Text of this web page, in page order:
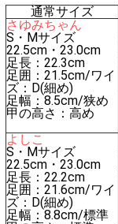
通常サイズ
さゆみちゃん
S・Mサイズ
22.5cm・23.0cm
足長：22.3cm
足囲：21.5cm/ワイ
ズ：D(細め)
足幅：8.5cm/狭め
甲の高さ：高め
よしこ
S・Mサイズ
22.5cm・23.0cm
足長：22.2cm
足囲：21.6cm/ワイ
ズ：D(細め)
足幅：8.8cm/標準